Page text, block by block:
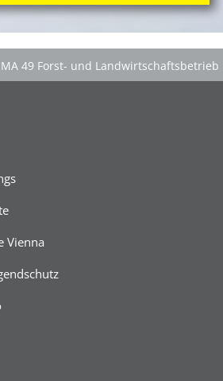
49 Forst- und Landwirtschaftsbetrieb
Vienna